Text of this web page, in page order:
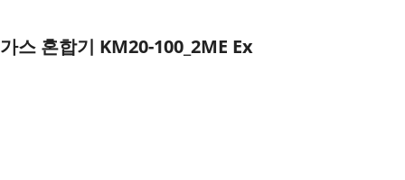
가스 혼합기 KM20-100_2ME Ex